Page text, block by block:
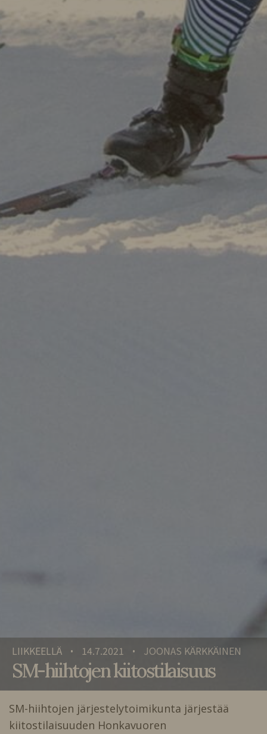
LIIKKEELLÄ • 14.7.2021 • JOONAS KÄRKKÄINEN
SM-hiihtojen kiitostilaisuus
SM-hiihtojen järjestelytoimikunta järjestää
kiitostilaisuuden Honkavuoren